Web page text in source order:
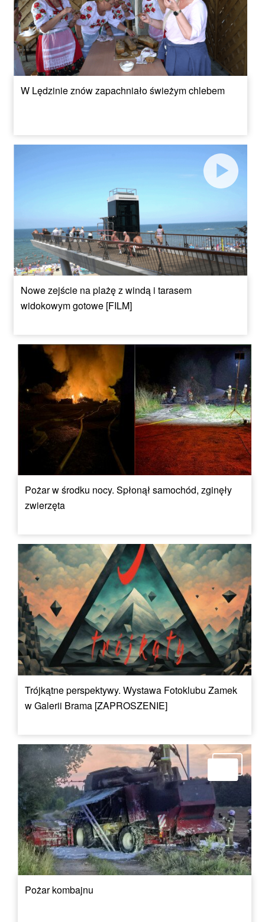
W Lędzinie znów zapachniało świeżym chlebem
Nowe zejście na plażę z windą i tarasem
widokowym gotowe [FILM]
Pożar w środku nocy. Spłonął samochód, zginęły
zwierzęta
Trójkątne perspektywy. Wystawa Fotoklubu Zamek
w Galerii Brama [ZAPROSZENIE]
Pożar kombajnu